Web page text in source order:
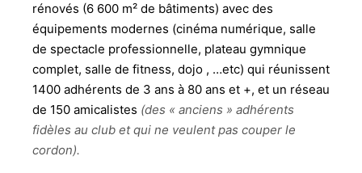
rénovés (6 600 m² de bâtiments) avec des
équipements modernes (cinéma numérique, salle
de spectacle professionnelle, plateau gymnique
complet, salle de fitness, dojo , …etc) qui réunissent
1400 adhérents de 3 ans à 80 ans et +, et un réseau
de 150 amicalistes (des « anciens » adhérents
fidèles au club et qui ne veulent pas couper le
cordon).